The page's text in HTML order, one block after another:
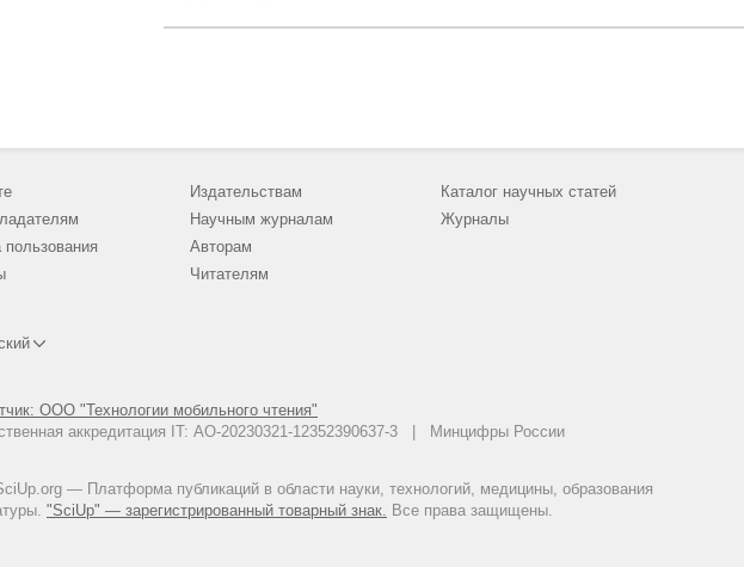
пользования
ООО "Технологии мобильного чтения"
аккредитация IT: АО-20230321-12352390637-3 | Минцифры России
— Платформа публикаций в области науки, технологий, медицины, образования
"SciUp" — зарегистрированный товарный знак. Все права защищены.
Издательствам
Научным журналам
Авторам
Читателям
Каталог научных статей
Журналы